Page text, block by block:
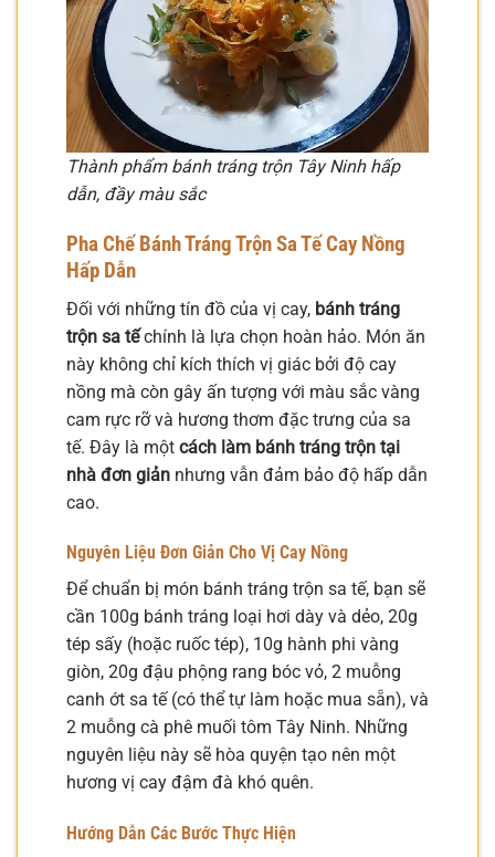
Thành phẩm bánh tráng trộn Tây Ninh hấp
dẫn, đầy màu sắc
Pha Chế Bánh Tráng Trộn Sa Tế Cay Nồng
Hấp Dẫn
Đối với những tín đồ của vị cay, bánh tráng
trộn sa tếchính là lựa chọn hoàn hảo. Món ăn
này không chỉ kích thích vị giác bởi độ cay
nồng mà còn gây ấn tượng với màu sắc vàng
cam rực rỡ và hương thơm đặc trưng của sa
tế. Đây là một cách làm bánh tráng trộn tại
nhà đơn giản nhưng vẫn đảm bảo độ hấp dẫn
cao.
Nguyên Liệu Đơn Giản Cho Vị Cay Nồng
Để chuẩn bị món bánh tráng trộn sa tế, bạn sẽ
cần 100g bánh tráng loại hơi dày và dẻo, 20g
tép sấy (hoặc ruốc tép), 10g hành phi vàng
giòn, 20g đậu phộng rang bóc vỏ, 2 muỗng
canh ớt sa tế (có thể tự làm hoặc mua sẵn), và
2 muỗng cà phê muối tôm Tây Ninh. Những
nguyên liệu này sẽ hòa quyện tạo nên một
hương vị cay đậm đà khó quên.
Hướng Dẫn Các Bước Thực Hiện